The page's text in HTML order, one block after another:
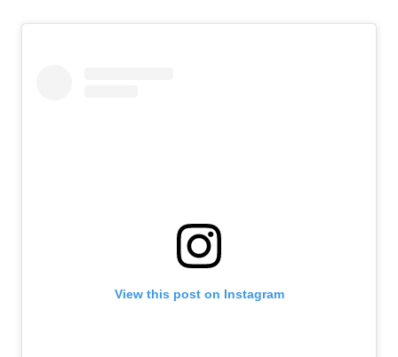
View this post on Instagram